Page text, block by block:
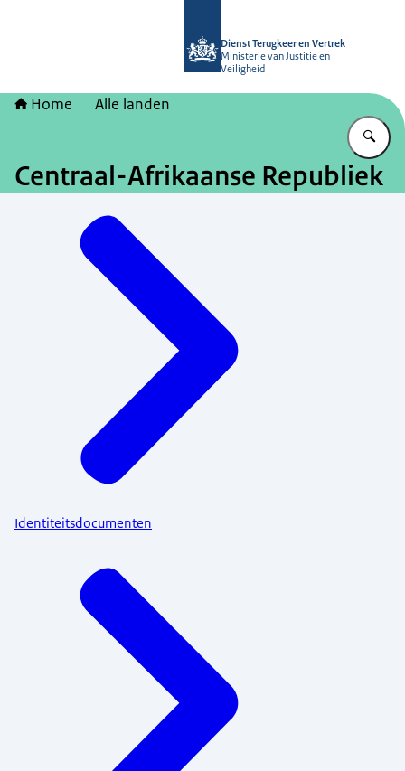
Dienst Terugkeer en Vertrek
Ministerie van Justitie en
Veiligheid
Home Alle landen
Centraal-Afrikaanse Republiek
Identiteitsdocumenten